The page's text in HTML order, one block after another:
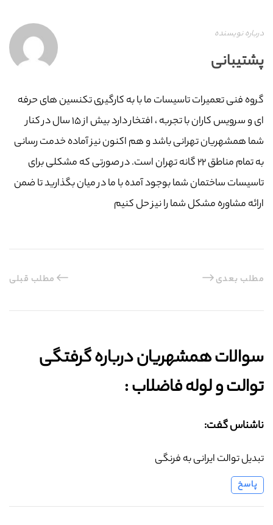
درباره نویسنده
پشتیبانی
گروه فنی تعمیرات تاسیسات ما با به‌ کارگیری تکنسین های حرفه
ای و سرویس کاران با تجربه ، افتخار دارد بیش از ۱۵ سال در کنار
شما همشهریان تهرانی باشد و هم اکنون نیز آماده خدمت رسانی
به تمام مناطق ۲۲ گانه تهران است. در صورتی که مشکلی برای
تاسیسات ساختمان شما بوجود آمده با ما در میان بگذارید تا ضمن
ارائه مشاوره مشکل شما را نیز حل کنیم
مطلب قبلی مطلب بعدی
سوالات همشهریان درباره گرفتگی
توالت و لوله فاضلاب :‌
ناشناس گفت:
تبدیل توالت ایرانی به فرنگی
پاسخ